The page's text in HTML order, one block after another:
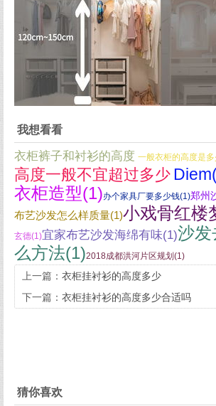
我想看看
衣柜裤子和衬衫的高度 一般衣柜的高度是
高度一般不宜超过多少
衣柜造型(1)办个家具厂要多少钱(1)郑州
布艺沙发怎么样质量(1)小戏骨红楼
玄德(1)宜家布艺沙发海绵有味(1)沙发
么方法(1)2018成都洪河片区规划(1)
上一篇： 衣柜挂衬衫的高度多少
下一篇： 衣柜挂衬衫的高度多少合适吗
猜你喜欢